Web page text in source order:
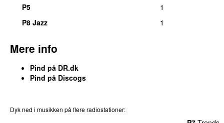
P5
1
P8 Jazz
1
Mere info
Pind på DR.dk
Pind på Discogs
Dyk ned i musikken på flere radiostationer: